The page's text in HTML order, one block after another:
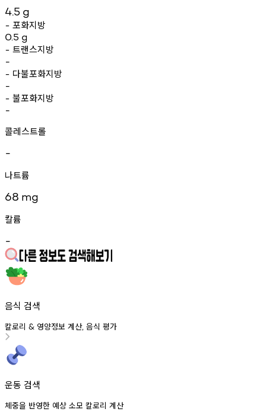
4.5 g
- 포화지방
0.5 g
- 트랜스지방
-
- 다불포화지방
-
- 불포화지방
-
콜레스트롤
-
나트륨
68 mg
칼륨
-
음식 검색
칼로리 & 영양정보 계산, 음식 평가
운동 검색
체중을 반영한 예상 소모 칼로리 계산